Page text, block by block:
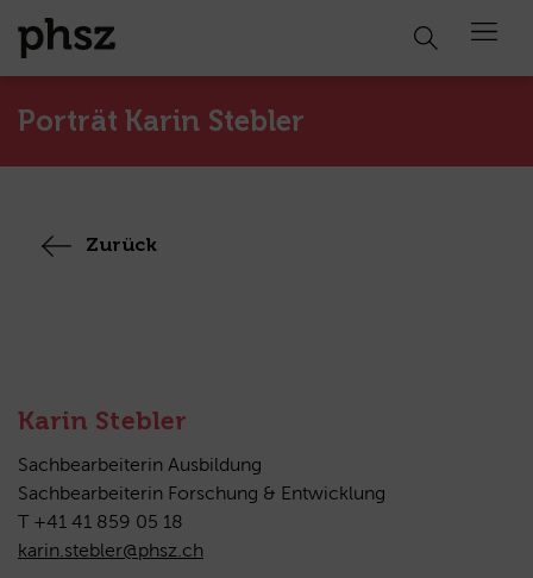
Porträt Karin Stebler
Zurück
Karin Stebler
Sachbearbeiterin Ausbildung
Sachbearbeiterin Forschung & Entwicklung
T +41 41 859 05 18
karin.stebler@phsz.ch